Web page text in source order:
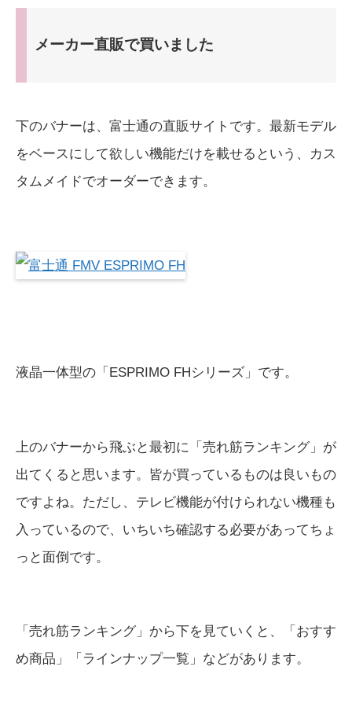
メーカー直販で買いました
下のバナーは、富士通の直販サイトです。最新モデル
をベースにして欲しい機能だけを載せるという、カス
タムメイドでオーダーできます。
液晶一体型の「ESPRIMO FHシリーズ」です。
上のバナーから飛ぶと最初に「売れ筋ランキング」が
出てくると思います。皆が買っているものは良いもの
ですよね。ただし、テレビ機能が付けられない機種も
入っているので、いちいち確認する必要があってちょ
っと面倒です。
「売れ筋ランキング」から下を見ていくと、「おすす
め商品」「ラインナップ一覧」などがあります。